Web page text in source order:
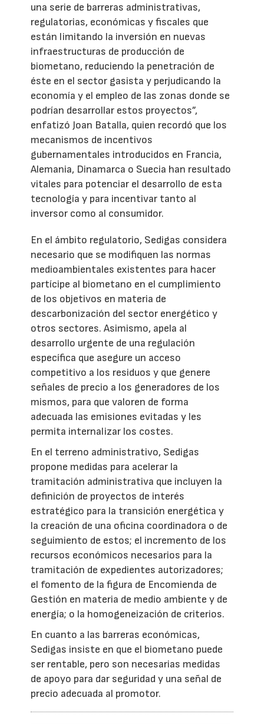
una serie de barreras administrativas,
regulatorias, económicas y fiscales que
están limitando la inversión en nuevas
infraestructuras de producción de
biometano, reduciendo la penetración de
éste en el sector gasista y perjudicando la
economía y el empleo de las zonas donde se
podrían desarrollar estos proyectos”,
enfatizó Joan Batalla, quien recordó que los
mecanismos de incentivos
gubernamentales introducidos en Francia,
Alemania, Dinamarca o Suecia han resultado
vitales para potenciar el desarrollo de esta
tecnología y para incentivar tanto al
inversor como al consumidor.
En el ámbito regulatorio, Sedigas considera
necesario que se modifiquen las normas
medioambientales existentes para hacer
partícipe al biometano en el cumplimiento
de los objetivos en materia de
descarbonización del sector energético y
otros sectores. Asimismo, apela al
desarrollo urgente de una regulación
específica que asegure un acceso
competitivo a los residuos y que genere
señales de precio a los generadores de los
mismos, para que valoren de forma
adecuada las emisiones evitadas y les
permita internalizar los costes.
En el terreno administrativo, Sedigas
propone medidas para acelerar la
tramitación administrativa que incluyen la
definición de proyectos de interés
estratégico para la transición energética y
la creación de una oficina coordinadora o de
seguimiento de estos; el incremento de los
recursos económicos necesarios para la
tramitación de expedientes autorizadores;
el fomento de la figura de Encomienda de
Gestión en materia de medio ambiente y de
energía; o la homogeneización de criterios.
En cuanto a las barreras económicas,
Sedigas insiste en que el biometano puede
ser rentable, pero son necesarias medidas
de apoyo para dar seguridad y una señal de
precio adecuada al promotor.